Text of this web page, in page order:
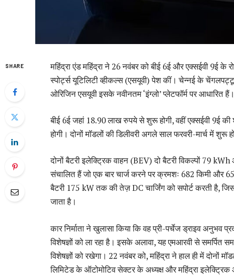
SHARE
महिंद्रा एंड महिंद्रा ने 26 नवंबर को बीई 6ई और एक्सईवी 9ई
स्पोर्ट्स यूटिलिटी व्हीकल्स (एसयूवी) पेश कीं। चेन्नई के
ओरिजिन एसयूवी इसके नवीनतम ‘इंग्लो’ प्लेटफॉर्म पर आधारित हैं।
बीई 6ई जहां 18.90 लाख रुपये से शुरू होगी, वहीं एक्सईवी 9ई
होगी। दोनों मॉडलों की डिलीवरी अगले साल फरवरी-मार्च में शुरू
दोनों बैटरी इलेक्ट्रिक वाहन (BEV) दो बैटरी विकल्पों 79
संचालित हैं जो एक बार चार्ज करने पर क्रमशः 682 किमी और
बैटरी 175 kW तक की तेज़ DC चार्जिंग को सपोर्ट करती है,
जाता है।
कार निर्माता ने खुलासा किया कि वह प्री-पर्चेज ड्राइव अनुभव
विशेषज्ञों को ला रहा है। इसके अलावा, यह एमआरवी से
विशेषज्ञों को रखेगा। 22 नवंबर को, महिंद्रा ने हाल ही में दोनों
लिमिटेड के ऑटोमोटिव सेक्टर के अध्यक्ष और महिंद्रा